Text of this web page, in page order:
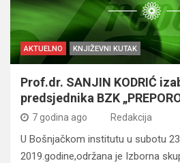
AKTUELNO KNJIŽEVNI KUTAK
Prof.dr. SANJIN KODRIĆ
predsjednika BZK
7 godina ago Redakcija
U Bošnjačkom institutu u subotu
2019.godine,održana je Izborna